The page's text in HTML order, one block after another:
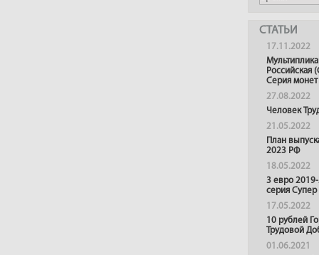
СТАТЬИ
17.11.2022
Российская
Серия монет
27.08.2022
Человек
21.05.2022
План
2023 РФ
18.05.2022
3 евро
серия
17.05.2022
10 рублей
Трудовой
01.06.2021